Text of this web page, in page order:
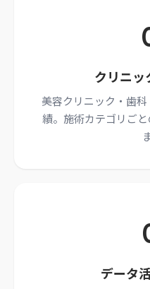
クリニッ
美容クリニック・歯
績。施術カテゴリご
データ